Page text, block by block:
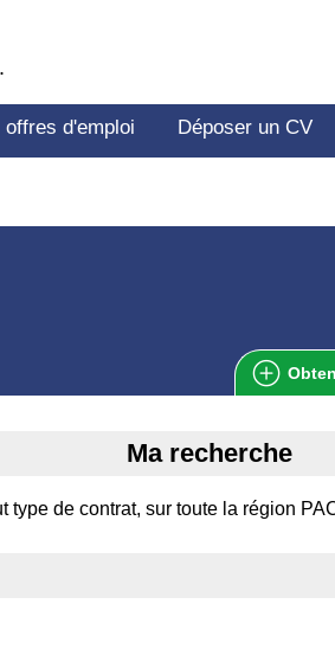
offres d'emploi Déposer un CV
Ma recherche
type de contrat, sur toute la région